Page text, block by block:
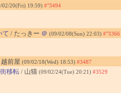
02/20(Fri) 19:59) #"3494
て / たっきー ＠ (09/02/08(Sun) 22:03) #"3366
前屋 (09/02/18(Wed) 18:53) #3487
移転/ 山猫 (09/02/24(Tue) 20:21) #3529